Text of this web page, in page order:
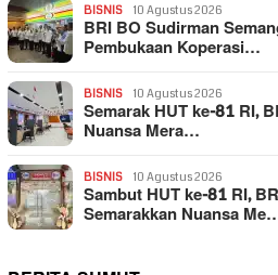
BISNIS 10 Agustus 2026
BRI BO Sudirman
Pembukaan Koperasi…
BISNIS 10 Agustus 2026
Semarak HUT ke-81 RI,
Nuansa Mera…
BISNIS 10 Agustus 2026
Sambut HUT ke-81 RI,
Semarakkan Nuansa